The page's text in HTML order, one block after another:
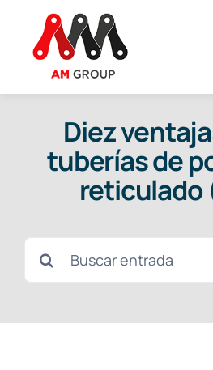
contenido
Diez
tuberías de
reticulado
Buscar: